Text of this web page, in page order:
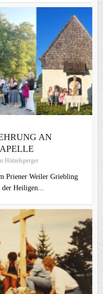
AN
Hötzelsperger
Priener Weiler Griebling
Heiligen...